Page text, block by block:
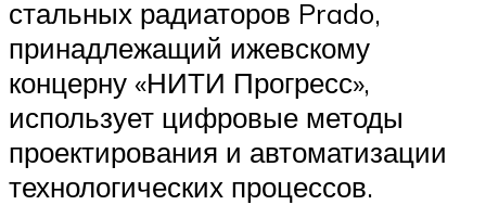
стальных радиаторов Prado,
принадлежащий ижевскому
концерну «НИТИ Прогресс»,
использует цифровые методы
проектирования и автоматизации
технологических процессов.